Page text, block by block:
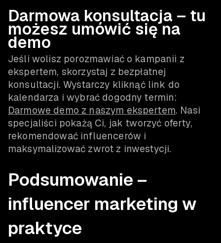
Darmowa konsultacja – tu
możesz umówić się na
demo
Jeśli wolisz porozmawiać o kampanii z
ekspertem, skorzystaj z bezpłatnej
konsultacji. Wystarczy kliknąć link do
kalendarza i wybrać dogodny termin:
Darmowe demo z naszym ekspertem. Nasi
specjaliści pokażą Ci, jak tworzyć oferty,
rekomendować influencerów i
maksymalizować zwrot z inwestycji.
Podsumowanie –
influencer marketing w
praktyce